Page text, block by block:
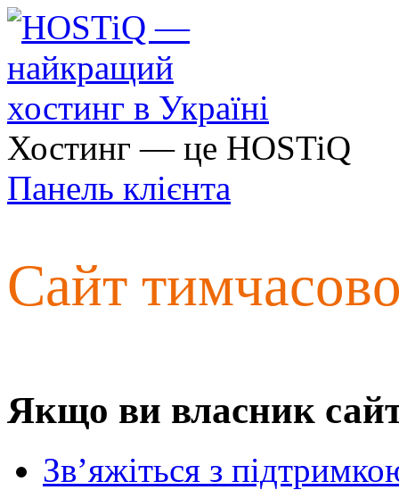
Хостинг — це HOSTiQ
Панель клієнта
Сайт
Якщо ви власник
Зв’яжіться з